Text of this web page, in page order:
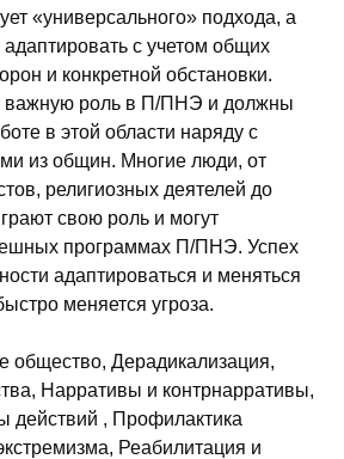
«универсального» подхода, а
с учетом общих
и конкретной обстановки.
важную роль в П/ПНЭ и должны
в этой области наряду с
из общин. Многие люди, от
религиозных деятелей до
свою роль и могут
программах П/ПНЭ. Успех
адаптироваться и меняться
меняется угроза.
общество, Дерадикализация,
Нарративы и контрнарративы,
действий , Профилактика
Реабилитация и